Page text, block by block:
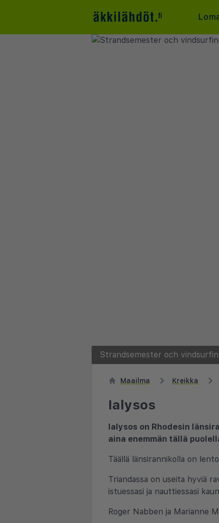
Strandsemester och
Maailma Kreikka
Ialysos
Ialysos on Rhodesin
aina enemmän tällä
Täällä länsirannikolla on
Triandassa on useita hyviä
istuessasi ja nauttiessasi
Roger Nabben ja Marianne